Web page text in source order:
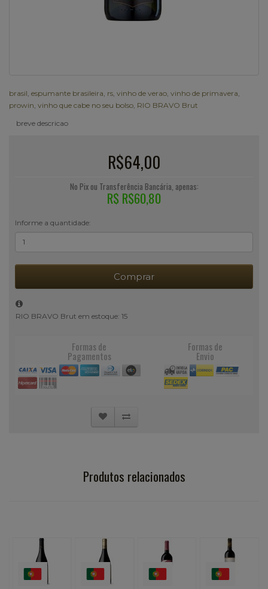
brasil espumante brasileira rs vinho de verao vinho de primavera
prowin vinho que cabe no seu bolso RIO BRAVO Brut
breve descricao
R$64,00
No Pix ou Transferência Bancária, apenas:
R$ R$60,80
Informe a quantidade:
Comprar
RIO BRAVO Brut em estoque: 15
Formas de
Pagamentos
Formas de
Envio
Produtos relacionados